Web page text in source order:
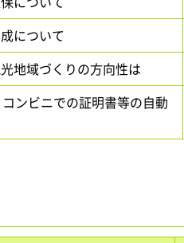
について
地域づくりの方向性は
ンビニでの証明書等の自動